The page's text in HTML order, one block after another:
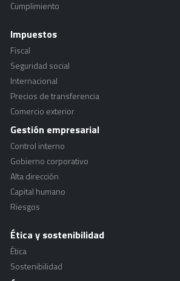
Cumplimiento
Impuestos
Fiscal
Seguridad social
Internacional
Precios de transferencia
Comercio exterior
Gestión empresarial
Control interno
Gobierno corporativo
Alta dirección
Capital humano
Riesgos
Ética y sostenibilidad
Ética
Sostenibilidad